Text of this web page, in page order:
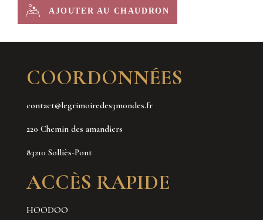
AJOUTER AU CHAUDRON
COORDONNÉES
contact@legrimoiredes3mondes.fr
220 Chemin des amandiers
83210 Solliès-Pont
ACCÈS RAPIDE
HOODOO